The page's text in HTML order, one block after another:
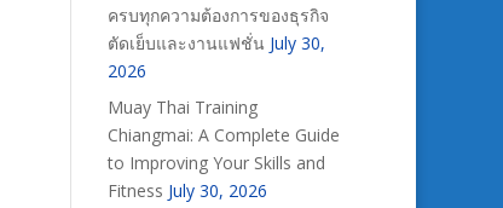
ครบทุกความต้องการของธุรกิจ
ตัดเย็บและงานแฟชั่น July 30,
2026
Muay Thai Training
Chiangmai: A Complete Guide
to Improving Your Skills and
Fitness July 30, 2026